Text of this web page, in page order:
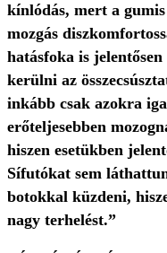
kínlódás, mert a
mozgás
hatásfoka is
kerülni az
inkább csak azokra
erőteljesebben
hiszen esetükben
Sífutókat sem
botokkal küzdeni,
nagy terhelést.”